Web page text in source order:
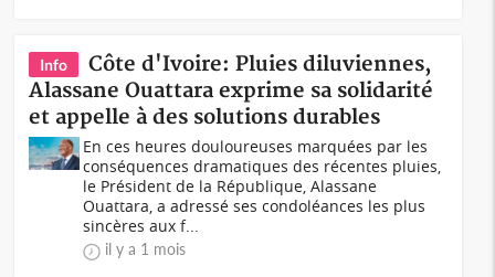
Info
Côte d'Ivoire: Pluies diluviennes,
Alassane Ouattara exprime sa solidarité
et appelle à des solutions durables
En ces heures douloureuses marquées par les
conséquences dramatiques des récentes pluies,
le Président de la République, Alassane
Ouattara, a adressé ses condoléances les plus
sincères aux f...
il y a 1 mois